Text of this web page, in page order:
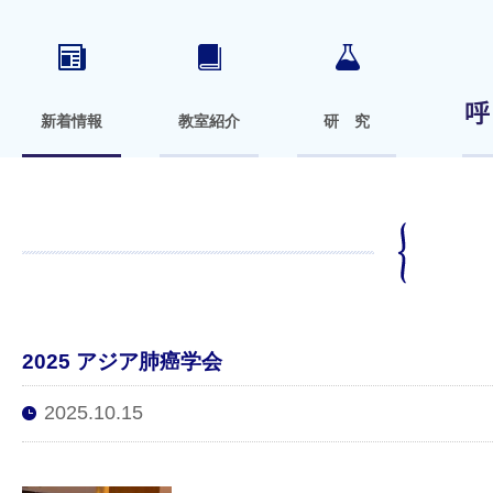
新着情報 教室紹介 研 究
2025 アジア肺癌学会
2025.10.15